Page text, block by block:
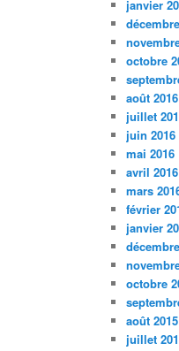
janvier
octobre
août 2016
juillet
juin 2016
mai 2016
avril 2016
mars
février
janvier
octobre
août 2015
juillet